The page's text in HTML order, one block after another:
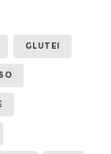
GLUTEI